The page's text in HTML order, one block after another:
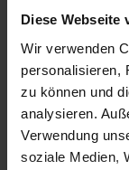
Diese Webseite
Wir verwenden
personalisieren,
zu können und
analysieren.
Verwendung
soziale Medien,
Anmelden
2,63 €
2,63 € pro 1